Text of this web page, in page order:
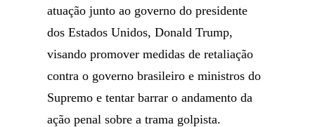
atuação junto ao governo do presidente
dos Estados Unidos, Donald Trump,
visando promover medidas de retaliação
contra o governo brasileiro e ministros do
Supremo e tentar barrar o andamento da
ação penal sobre a trama golpista.